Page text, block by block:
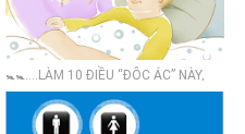
🚼🚼....LÀM 10 ĐIỀU “ĐỘC ÁC” NÀY,
CON SẼ BIẾT ƠN BẠN RẤT NHIỀU
VỀ SAU